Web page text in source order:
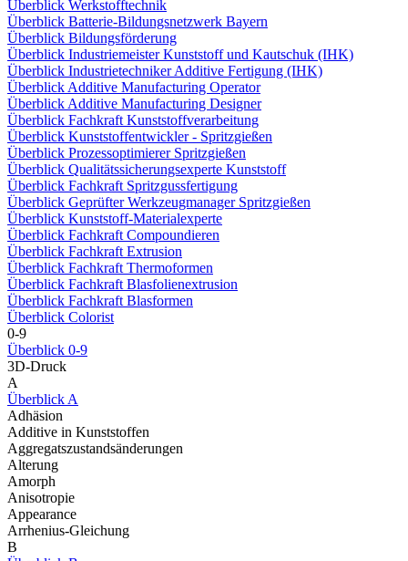
Überblick Werkstofftechnik
Überblick Batterie-Bildungsnetzwerk Bayern
Überblick Bildungsförderung
Überblick Industriemeister Kunststoff und Kautschuk (IHK)
Überblick Industrietechniker Additive Fertigung (IHK)
Überblick Additive Manufacturing Operator
Überblick Additive Manufacturing Designer
Überblick Fachkraft Kunststoffverarbeitung
Überblick Kunststoffentwickler - Spritzgießen
Überblick Prozessoptimierer Spritzgießen
Überblick Qualitätssicherungsexperte Kunststoff
Überblick Fachkraft Spritzgussfertigung
Überblick Geprüfter Werkzeugmanager Spritzgießen
Überblick Kunststoff-Materialexperte
Überblick Fachkraft Compoundieren
Überblick Fachkraft Extrusion
Überblick Fachkraft Thermoformen
Überblick Fachkraft Blasfolienextrusion
Überblick Fachkraft Blasformen
Überblick Colorist
0-9
Überblick 0-9
3D-Druck
A
Überblick A
Adhäsion
Additive in Kunststoffen
Aggregatszustandsänderungen
Alterung
Amorph
Anisotropie
Appearance
Arrhenius-Gleichung
B